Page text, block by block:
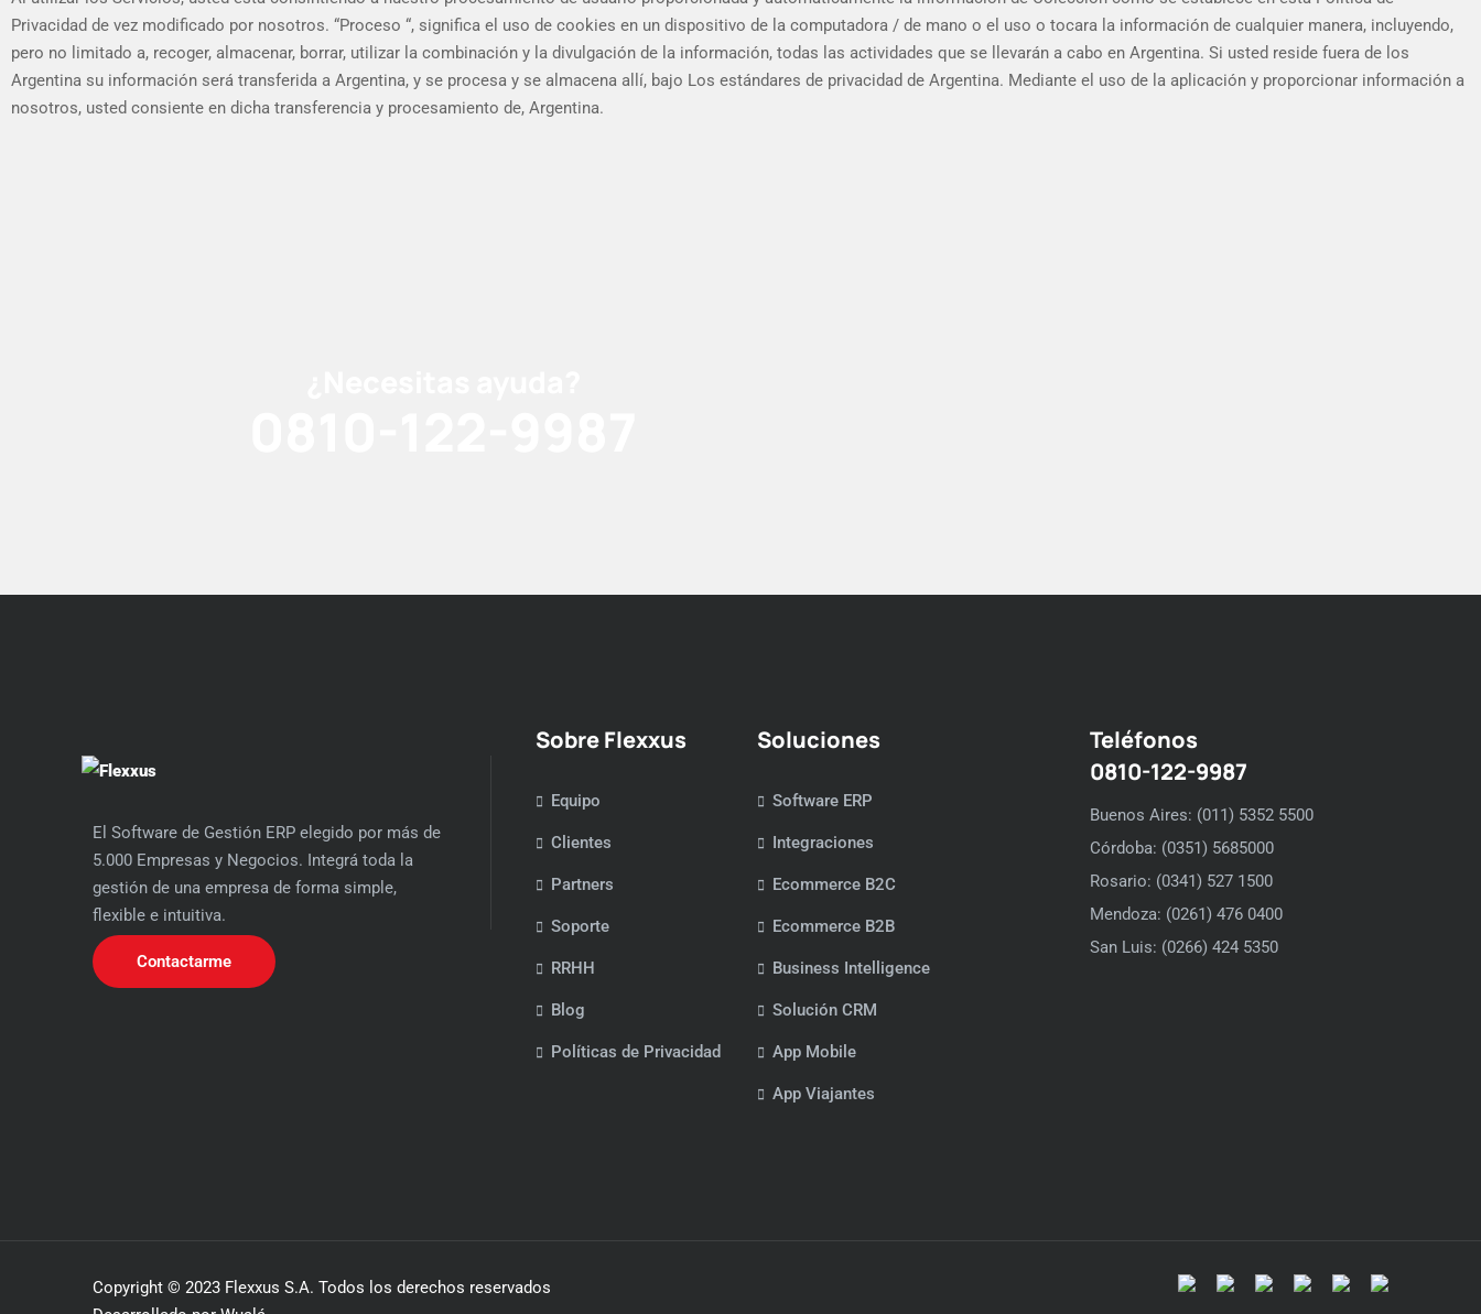
Privacidad de vez modificado por nosotros. “Proceso “, significa el uso de cookies en un dispositivo de la computadora / de mano o el uso o tocara la información de cualquier manera, incluyendo,
pero no limitado a, recoger, almacenar, borrar, utilizar la combinación y la divulgación de la información, todas las actividades que se llevarán a cabo en Argentina. Si usted reside fuera de los
Argentina su información será transferida a Argentina, y se procesa y se almacena allí, bajo Los estándares de privacidad de Argentina. Mediante el uso de la aplicación y proporcionar información a
nosotros, usted consiente en dicha transferencia y procesamiento de, Argentina.
El Software de Gestión ERP elegido por más de
5.000 Empresas y Negocios. Integrá toda la
gestión de una empresa de forma simple,
flexible e intuitiva.
Contactarme
Sobre Flexxus
Equipo
Clientes
Partners
Soporte
RRHH
Blog
Políticas de Privacidad
Soluciones
Software ERP
Integraciones
Ecommerce B2C
Ecommerce B2B
Business Intelligence
Solución CRM
App Mobile
App Viajantes
Teléfonos
0810-122-9987
Buenos Aires: (011) 5352 5500
Córdoba: (0351) 5685000
Rosario: (0341) 527 1500
Mendoza: (0261) 476 0400
San Luis: (0266) 424 5350
Copyright © 2023 Flexxus S.A. Todos los derechos reservados